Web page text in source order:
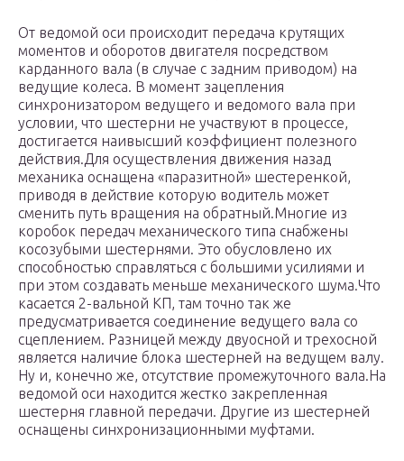
От ведомой оси происходит передача крутящих
моментов и оборотов двигателя посредством
карданного вала (в случае с задним приводом) на
ведущие колеса. В момент зацепления
синхронизатором ведущего и ведомого вала при
условии, что шестерни не участвуют в процессе,
достигается наивысший коэффициент полезного
действия.Для осуществления движения назад
механика оснащена «паразитной» шестеренкой,
приводя в действие которую водитель может
сменить путь вращения на обратный.Многие из
коробок передач механического типа снабжены
косозубыми шестернями. Это обусловлено их
способностью справляться с большими усилиями и
при этом создавать меньше механического шума.Что
касается 2-вальной КП, там точно так же
предусматривается соединение ведущего вала со
сцеплением. Разницей между двуосной и трехосной
является наличие блока шестерней на ведущем валу.
Ну и, конечно же, отсутствие промежуточного вала.На
ведомой оси находится жестко закрепленная
шестерня главной передачи. Другие из шестерней
оснащены синхронизационными муфтами.